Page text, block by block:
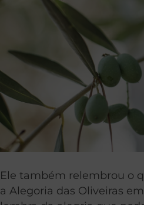
Ele também relembrou o
a Alegoria das Oliveiras